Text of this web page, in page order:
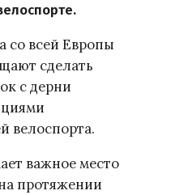
со всей Европы
сделать
с дерни
велоспорта.
важное место
протяжении